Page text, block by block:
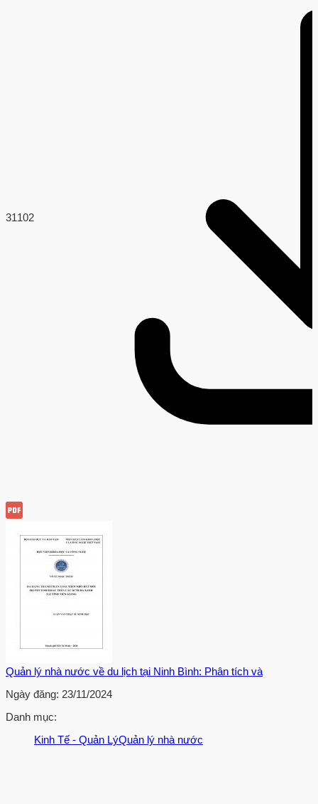
31102
Quản lý nhà nước về du lịch tại Ninh Bình: Phân tích và
Ngày đăng: 23/11/2024
Danh mục:
Kinh Tế - Quản LýQuản lý nhà nước